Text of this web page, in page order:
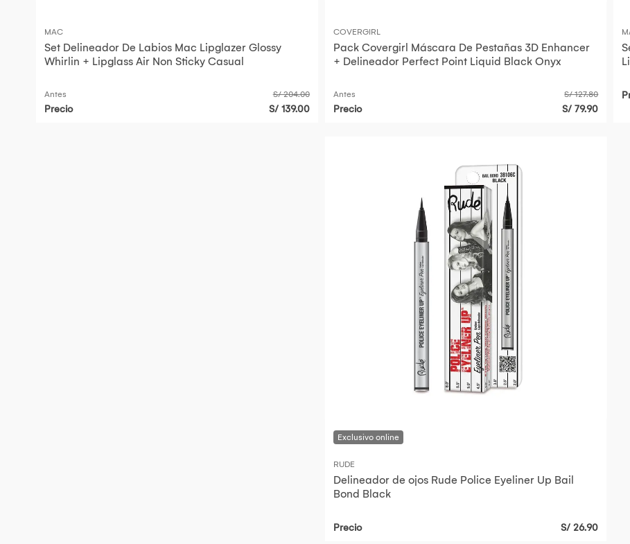
MAC
Set Delineador De Labios Mac Lipglazer Glossy
Whirlin + Lipglass Air Non Sticky Casual
Antes S/ 204.00
Precio S/ 139.00
COVERGIRL
Pack Covergirl Máscara De Pestañas 3D Enhancer
+ Delineador Perfect Point Liquid Black Onyx
Antes S/ 127.80
Precio S/ 79.90
RUDE
Delineador de ojos Rude Police Eyeliner Up Bail
Bond Black
Precio S/ 26.90